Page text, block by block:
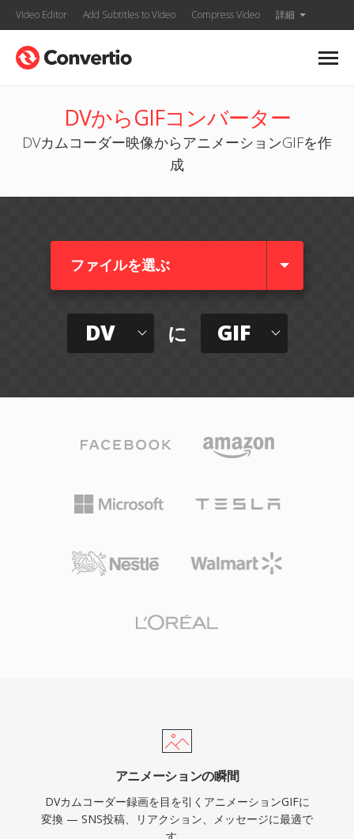
Video Editor Add Subtitles to Video Compress Video 詳細
DVからGIFコンバーター
DVカムコーダー映像からアニメーションGIFを作
成
ファイルを選ぶ
DV に GIF
アニメーションの瞬間
DVカムコーダー録画を目を引くアニメーションGIFに
変換 — SNS投稿、リアクション、メッセージに最適で